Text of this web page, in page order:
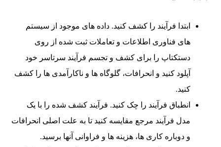
ابتدا فرآیند را کشف کنید. داده های موجود از سیستم
های فناوری اطلاعات و تعاملات ثبت شده از روی
دستکتاپ را برای کشف و تجسم فرآیند سرتاسر خود
آپلود کنید و انحرافات، گلوگاه ها و ناکارآمدی ها را کشف
کنید.
انطباق فرآیند را چک کنید. فرآیند کشف شده را با یک
مدل فرآیند مرجع مقایسه کنید تا به علت اصلی انحرافات
و دوباره کاری ها، هزینه ها و فراوانی آنها برسید.